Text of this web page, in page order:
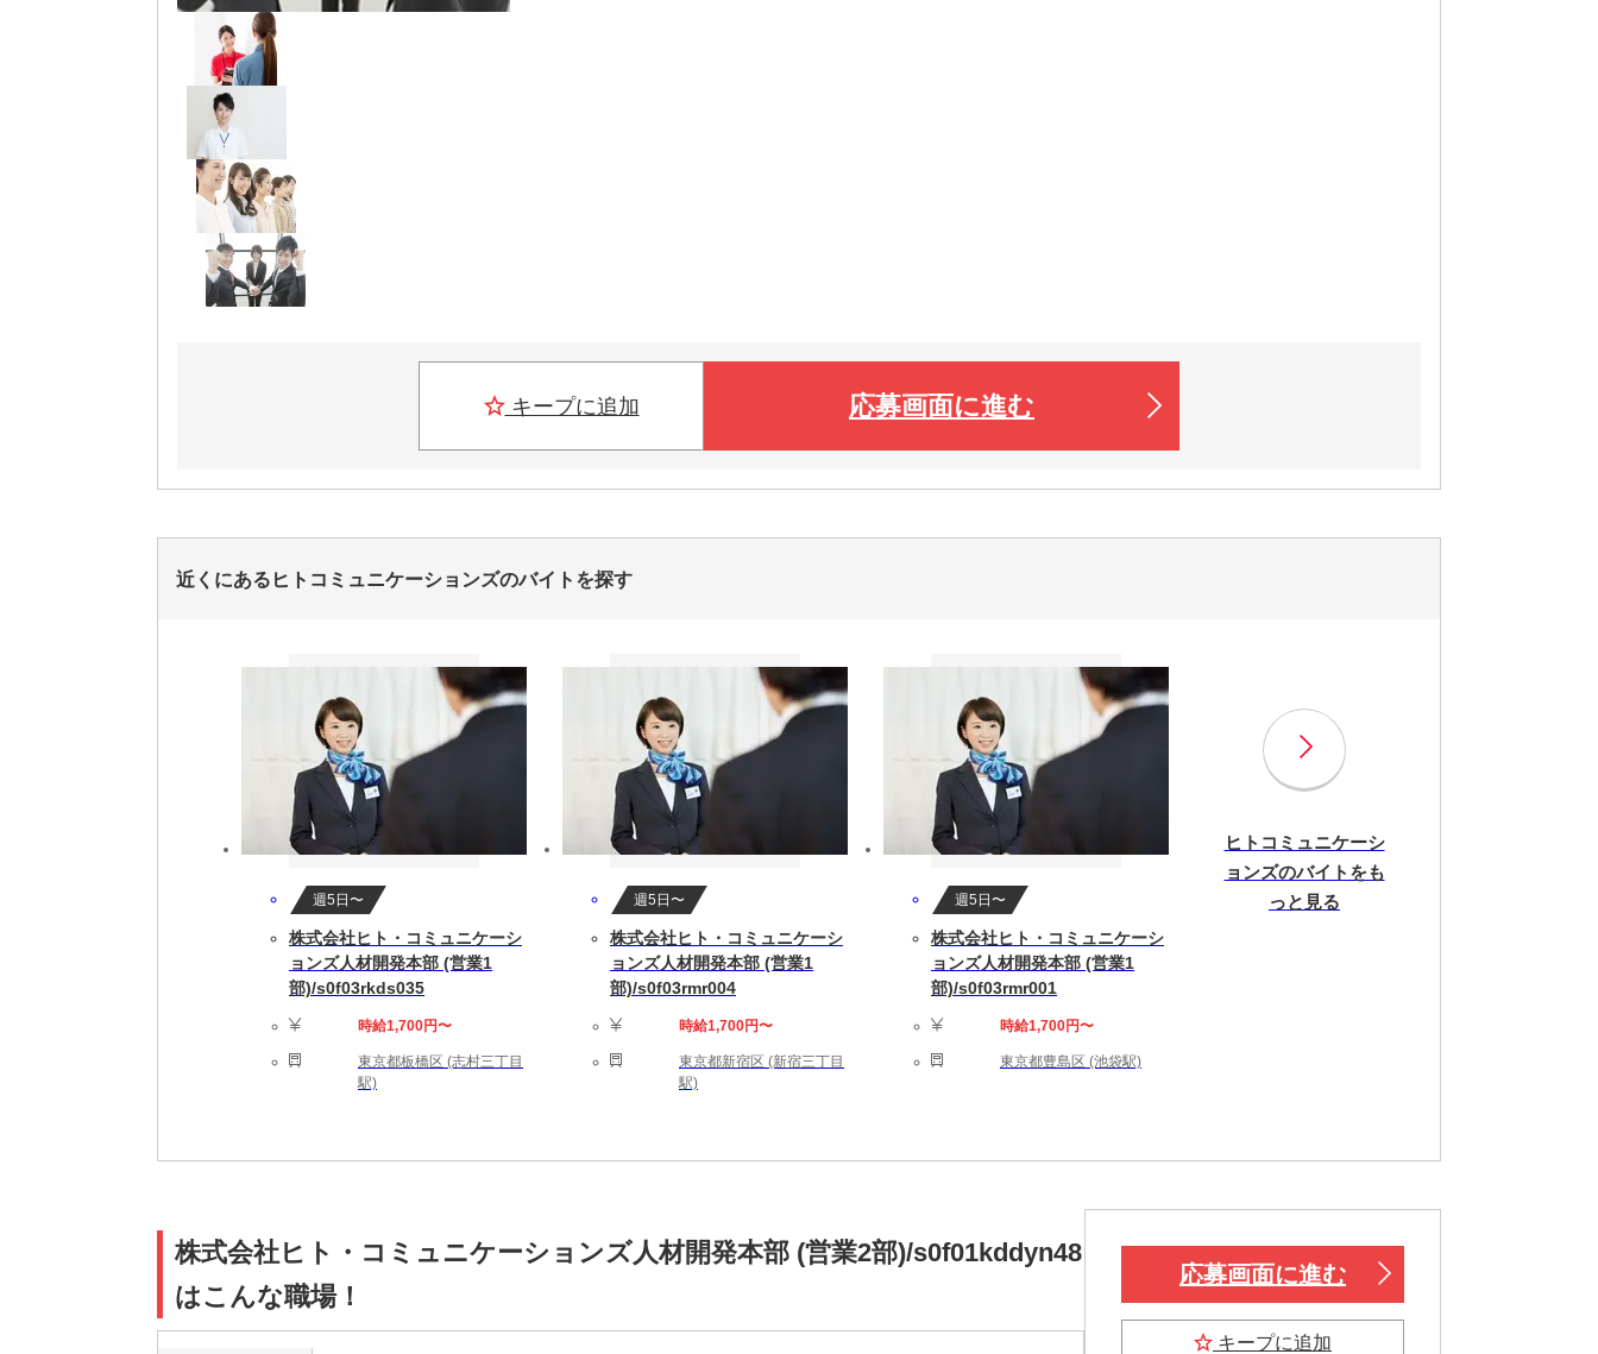
キープに追加 応募画面に進む
近くにあるヒトコミュニケーションズのバイトを探す
週5日〜
株式会社ヒト・コミュニケーシ
ョンズ人材開発本部 (営業1
部)/s0f03rkds035
時給1,700円〜
東京都板橋区 (志村三丁目
駅)
週5日〜
株式会社ヒト・コミュニケーシ
ョンズ人材開発本部 (営業1
部)/s0f03rmr004
時給1,700円〜
東京都新宿区 (新宿三丁目
駅)
週5日〜
株式会社ヒト・コミュニケーシ
ョンズ人材開発本部 (営業1
部)/s0f03rmr001
時給1,700円〜
東京都豊島区 (池袋駅)
ヒトコミュニケーシ
ョンズのバイトをも
っと見る
株式会社ヒト・コミュニケーションズ人材開発本部 (営業2部)/s0f01kddyn48
はこんな職場！
応募画面に進む
キープに追加